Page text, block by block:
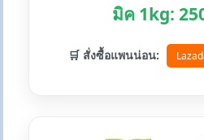
มิค 1kg:
🛒 สั่งซื้อแพนน่อน: